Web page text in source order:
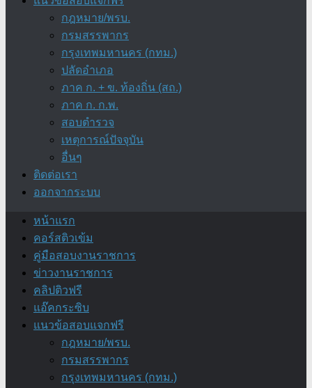
กฎหมาย/พรบ.
กรมสรรพากร
กรุงเทพมหานคร (กทม.)
ปลัดอำเภอ
ภาค ก. + ข. ท้องถิ่น (สถ.)
ภาค ก. ก.พ.
สอบตำรวจ
เหตุการณ์ปัจจุบัน
อื่นๆ
ติดต่อเรา
ออกจากระบบ
หน้าแรก
คอร์สติวเข้ม
คู่มือสอบงานราชการ
ข่าวงานราชการ
คลิปติวฟรี
แอ๊คกระซิบ
แนวข้อสอบแจกฟรี
กฎหมาย/พรบ.
กรมสรรพากร
กรุงเทพมหานคร (กทม.)